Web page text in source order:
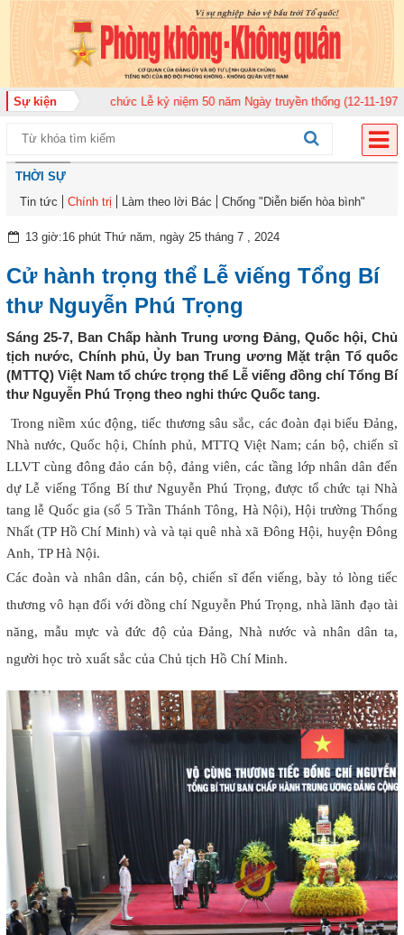
Sự kiện
tổ chức Lễ kỷ niệm 50 năm Ngày truyền thống (12-11-1975/12-11-2025)
THỜI SỰ
Tin tức
Chính trị Làm theo lời Bác Chống "Diễn biến hòa bình"
13 giờ:16 phút Thứ năm, ngày 25 tháng 7 , 2024
Cử hành trọng thể Lễ viếng Tổng Bí
thư Nguyễn Phú Trọng
Sáng 25-7, Ban Chấp hành Trung ương Đảng, Quốc hội, Chủ
tịch nước, Chính phủ, Ủy ban Trung ương Mặt trận Tổ quốc
(MTTQ) Việt Nam tổ chức trọng thể Lễ viếng đồng chí Tổng Bí
thư Nguyễn Phú Trọng theo nghi thức Quốc tang.
Trong niềm xúc động, tiếc thương sâu sắc, các đoàn đại biểu Đảng,
Nhà nước, Quốc hội, Chính phủ, MTTQ Việt Nam; cán bộ, chiến sĩ
LLVT cùng đông đảo cán bộ, đảng viên, các tầng lớp nhân dân đến
dự Lễ viếng Tổng Bí thư Nguyễn Phú Trọng, được tổ chức tại Nhà
tang lễ Quốc gia (số 5 Trần Thánh Tông, Hà Nội), Hội trường Thống
Nhất (TP Hồ Chí Minh) và và tại quê nhà xã Đông Hội, huyện Đông
Anh, TP Hà Nội.
Các đoàn và nhân dân, cán bộ, chiến sĩ đến viếng, bày tỏ lòng tiếc
thương vô hạn đối với đồng chí Nguyễn Phú Trọng, nhà lãnh đạo tài
năng, mẫu mực và đức độ của Đảng, Nhà nước và nhân dân ta,
người học trò xuất sắc của Chủ tịch Hồ Chí Minh.